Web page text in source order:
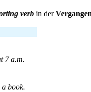
verb in der
7 a.m.
a book.